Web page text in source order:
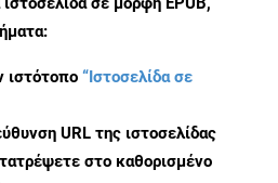
ιστότοπο “Ιστοσελίδα σε
URL της ιστοσελίδας
στο καθορισμένο